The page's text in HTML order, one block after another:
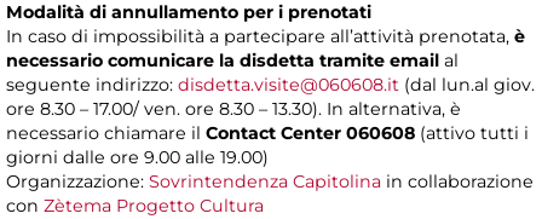
Modalità di annullamento per i prenotati
In caso di impossibilità a partecipare all’attività prenotata, è
necessario comunicare la disdetta tramite email al
seguente indirizzo: disdetta.visite@060608.it (dal lun.al giov.
ore 8.30 – 17.00/ ven. ore 8.30 – 13.30). In alternativa, è
necessario chiamare il Contact Center 060608 (attivo tutti i
giorni dalle ore 9.00 alle 19.00)
Organizzazione: Sovrintendenza Capitolina in collaborazione
con Zètema Progetto Cultura